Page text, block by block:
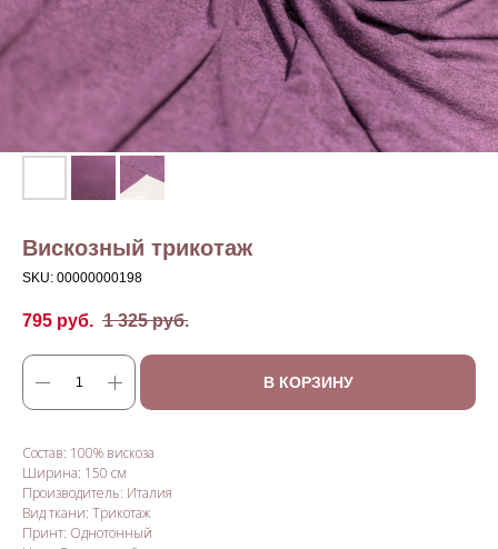
Вискозный трикотаж
SKU: 00000000198
795 руб. 1 325 руб.
В КОРЗИНУ
Состав: 100% вискоза
Ширина: 150 см
Производитель: Италия
Вид ткани: Трикотаж
Принт: Однотонный